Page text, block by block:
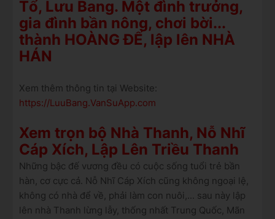
Tổ, Lưu Bang. Một đình trưởng,
gia đình bần nông, chơi bời...
thành HOÀNG ĐẾ, lập lên NHÀ
HÁN
Xem thêm thông tin tại Website:
https://LuuBang.VanSuApp.com
Xem trọn bộ Nhà Thanh, Nỗ Nhĩ
Cáp Xích, Lập Lên Triều Thanh
Những bậc đế vương đều có cuộc sống tuổi trẻ bần
hàn, cơ cực cả. Nỗ Nhĩ Cáp Xích cũng không ngoại lệ,
không có nhà để về, phải làm con nuôi,... sau này lập
lên nhà Thanh lừng lẫy, thống nhất Trung Quốc, Mãn